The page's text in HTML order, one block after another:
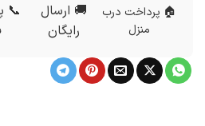
🏠 پرداخت درب
منزل
🚚 ارسال
رایگان
📞